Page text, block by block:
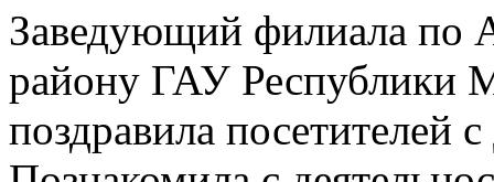
Заведующий филиала по
району ГАУ
поздравила посетителей